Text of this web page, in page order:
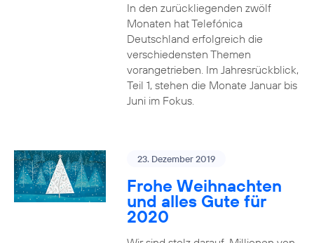
In den zurückliegenden zwölf
Monaten hat Telefónica
Deutschland erfolgreich die
verschiedensten Themen
vorangetrieben. Im Jahresrückblick,
Teil 1, stehen die Monate Januar bis
Juni im Fokus.
23. Dezember 2019
Frohe Weihnachten
und alles Gute für
2020